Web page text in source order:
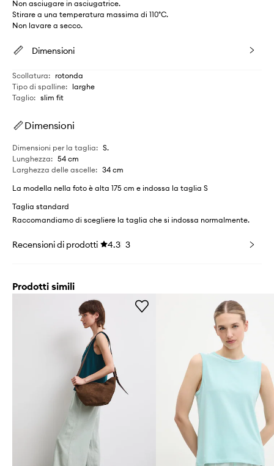
Non asciugare in asciugatrice.
Stirare a una temperatura massima di 110°C.
Non lavare a secco.
Dimensioni
Scollatura: rotonda
Tipo di spalline: larghe
Taglio: slim fit
Dimensioni
Dimensioni per la taglia: S.
Lunghezza: 54 cm
Larghezza delle ascelle: 34 cm
La modella nella foto è alta 175 cm e indossa la taglia S
Taglia standard
Raccomandiamo di scegliere la taglia che si indossa normalmente.
Recensioni di prodotti 4.3 3
Prodotti simili